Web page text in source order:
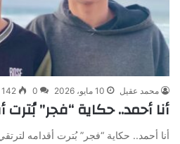
محمد عقيل 10 مايو، 2026 0
142
أنا أحمد.. حكاية “فجر”
أنا أحمد.. حكاية “فجر” بُترت أقدامه